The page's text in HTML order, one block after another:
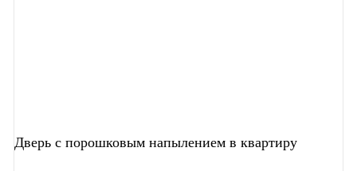
Дверь с порошковым напылением в квартиру